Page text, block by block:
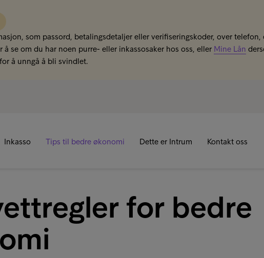
som passord, betalingsdetaljer eller verifiseringskoder, over
å se om du har noen purre- eller inkassosaker hos oss, eller Mine Lån
å unngå å bli svindlet.
Inkasso Tips til bedre økonomi Dette er Intrum Kontakt oss
for bedre